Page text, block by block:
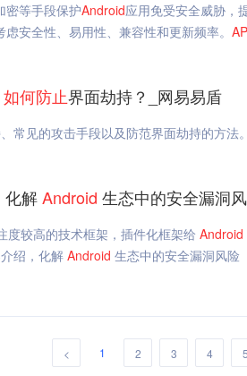
密等手段保护Android应用免受安全威胁，
安全性、易用性、兼容性和更新频率。
如何防止界面劫持？_网易易盾
常见的攻击手段以及防范界面劫持的方法
化解Android 生态中的安全漏洞
度较高的技术框架，插件化框架给 Android
绍，化解 Android 生态中的安全漏洞风险
< 1 2 3 4 5